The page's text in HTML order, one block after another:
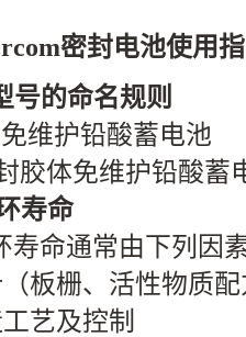
密封电池使用
号的命名规则
维护铅酸蓄电池
体免维护铅酸蓄
寿命
寿命通常由下列因
板栅、活性物质
艺及控制